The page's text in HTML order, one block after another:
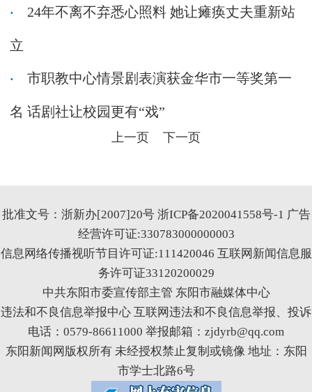
24年不离不弃悉心照料 她让瘫痪丈夫重新站
立
市职教中心情景剧表演获金华市一等奖第一
名 话剧社让校园更有“戏”
上一页 下一页
批准文号：浙新办[2007]20号 浙ICP备2020041558号-1 广告
经营许可证:330783000000003
信息网络传播视听节目许可证:111420046 互联网新闻信息服
务许可证33120200029
中共东阳市委宣传部主管 东阳市融媒体中心
违法和不良信息举报中心 互联网违法和不良信息举报、投诉
电话：0579-86611000 举报邮箱：zjdyrb@qq.com
东阳新闻网版权所有 未经授权禁止复制或镜像 地址：东阳
市学士北路6号